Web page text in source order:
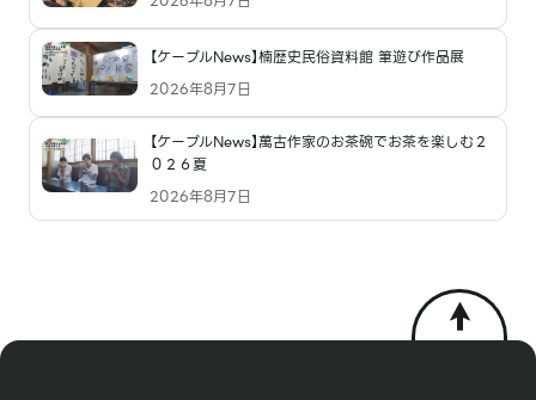
【ケーブルNews】楠歴史民俗資料館 筆遊び作品展
2026年8月7日
【ケーブルNews】萬古作家のお茶碗でお茶を楽しむ２
０２６夏
2026年8月7日